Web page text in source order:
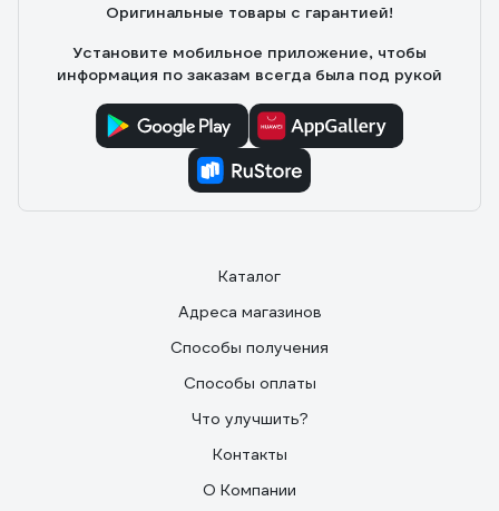
Оригинальные товары с гарантией!
Установите мобильное приложение, чтобы
информация по заказам всегда была под рукой
Каталог
Адреса магазинов
Способы получения
Способы оплаты
Что улучшить?
Контакты
О Компании